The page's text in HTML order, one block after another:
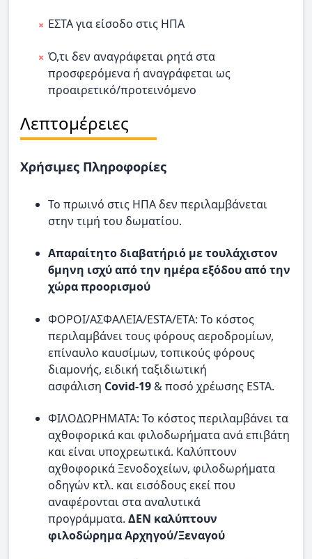
ΕΣΤΑ για είσοδο στις ΗΠΑ
Ό,τι δεν αναγράφεται ρητά στα
προσφερόμενα ή αναγράφεται ως
προαιρετικό/προτεινόμενο
Λεπτομέρειες
Χρήσιμες Πληροφορίες
Το πρωινό στις ΗΠΑ δεν περιλαμβάνεται
στην τιμή του δωματίου.
Απαραίτητο διαβατήριό με τουλάχιστον
6μηνη ισχύ από την ημέρα εξόδου από την
χώρα προορισμού
ΦΟΡΟΙ/ΑΣΦΑΛΕΙΑ/ESTA/ETA: Το κόστος
περιλαμβάνει τους φόρους αεροδρομίων,
επίναυλο καυσίμων, τοπικούς φόρους
διαμονής, ειδική ταξιδιωτική
ασφάλιση Covid-19& ποσό χρέωσης ESTA.
ΦΙΛΟΔΩΡΗΜΑΤΑ: Το κόστος περιλαμβάνει τα
αχθοφορικά και φιλοδωρήματα ανά επιβάτη
και είναι υποχρεωτικά. Καλύπτουν
αχθοφορικά Ξενοδοχείων, φιλοδωρήματα
οδηγών κτλ. και εισόδους εκεί που
αναφέρονται στα αναλυτικά
προγράμματα. ΔΕΝ καλύπτουν
φιλοδώρημα Αρχηγού/Ξεναγού